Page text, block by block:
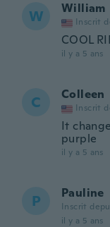
W William
Inscrit
COOL
il y a 5 ans
C Colleen
Inscrit
It
purple
il y a 5 ans
P Pauline
Inscrit
il y a 5 ans